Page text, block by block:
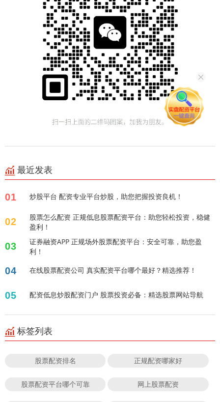
最近发表
01 炒股平台 配资专业平台炒股，助您把握投资良机！
02
股票怎么配资 正规低息股票配资平台：助您轻松投资，稳健
盈利！
03
证券融资APP 正规场外股票配资平台：安全可靠，助您盈
利！
04 在线股票配资公司 真实配资平台哪个最好？精选推荐！
05 配资低息炒股配资门户 股票投资必备：精选股票网站导航
标签列表
股票配资排名 正规配资哪家好
股票配资平台哪个可靠 网上股票配资